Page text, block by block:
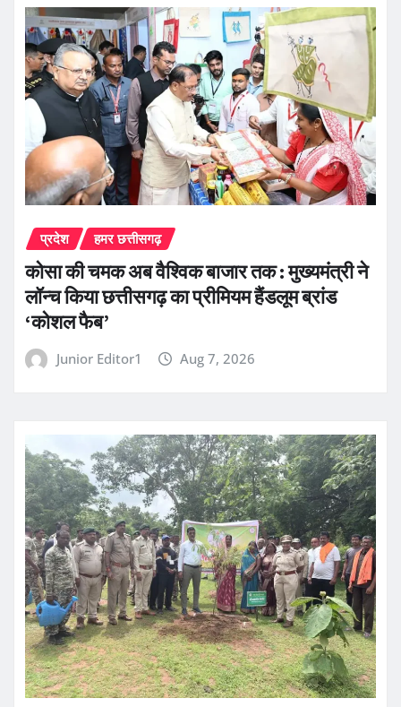
प्रदेश हमर छत्तीसगढ़
कोसा की चमक अब वैश्विक बाजार तक : मुख्यमंत्री ने
लॉन्च किया छत्तीसगढ़ का प्रीमियम हैंडलूम ब्रांड
‘कोशल फैब’
Junior Editor1 Aug 7, 2026